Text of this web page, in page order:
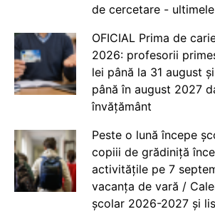
de cercetare -
OFICIAL Prima de
2026: profesorii
lei până la 31 august
până în august 2027
învățământ
Peste o lună începe
copiii de grădiniță
activitățile pe 7
vacanța de vară /
școlar 2026-2027 și